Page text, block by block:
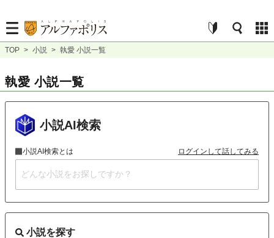
TOP > 小説 > 執愛 小説一覧
執愛 小説一覧
小説AI検索
小説AI検索とは ログインして話してみる
小説を探す